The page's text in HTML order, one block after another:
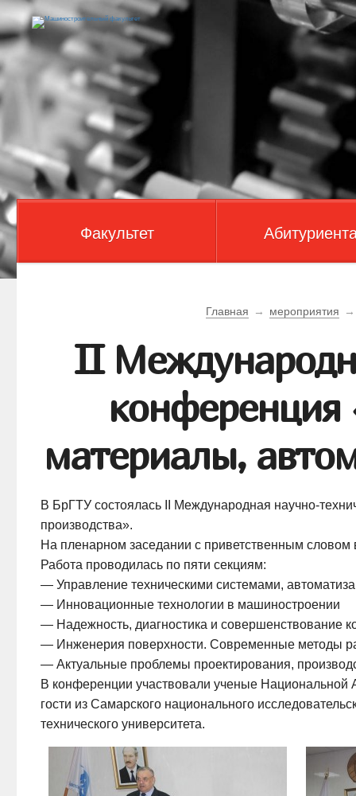
Факультет
Главная → мероприятия →
II
конференция
материалы,
В БрГТУ состоялась II Международная научно-
производства».
На пленарном заседании с приветственным словом
Работа проводилась по пяти секциям:
— Управление техническими системами,
— Инновационные технологии в машиностроении
— Надежность, диагностика и совершенствование
— Инженерия поверхности. Современные методы
— Актуальные проблемы проектирования,
В конференции участвовали ученые
гости из Самарского национального
технического университета.